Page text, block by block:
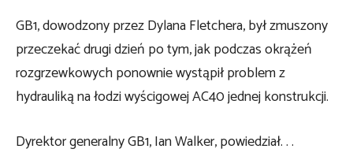
GB1, dowodzony przez Dylana Fletchera, był zmuszony
przeczekać drugi dzień po tym, jak podczas okrążeń
rozgrzewkowych ponownie wystąpił problem z
hydrauliką na łodzi wyścigowej AC40 jednej konstrukcji.
Dyrektor generalny GB1, Ian Walker, powiedział. . .